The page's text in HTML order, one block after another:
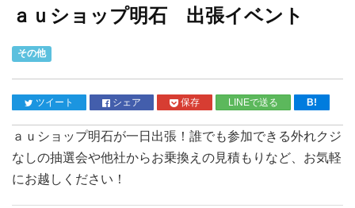
ａｕショップ明石 出張イベント
その他
ツイート シェア 保存 LINEで送る B!
ａｕショップ明石が一日出張！誰でも参加できる外れクジ
なしの抽選会や他社からお乗換えの見積もりなど、お気軽
にお越しください！